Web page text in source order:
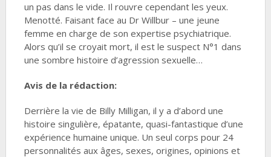
un pas dans le vide. Il rouvre cependant les yeux.
Menotté. Faisant face au Dr Willbur – une jeune
femme en charge de son expertise psychiatrique.
Alors qu’il se croyait mort, il est le suspect N°1 dans
une sombre histoire d’agression sexuelle…
Avis de la rédaction:
Derrière la vie de Billy Milligan, il y a d’abord une
histoire singulière, épatante, quasi-fantastique d’une
expérience humaine unique. Un seul corps pour 24
personnalités aux âges, sexes, origines, opinions et